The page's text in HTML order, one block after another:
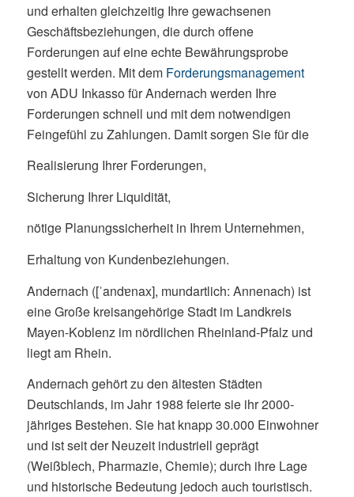
und erhalten gleichzeitig Ihre gewachsenen
Geschäftsbeziehungen, die durch offene
Forderungen auf eine echte Bewährungsprobe
gestellt werden. Mit dem Forderungsmanagement
von ADU Inkasso für Andernach werden Ihre
Forderungen schnell und mit dem notwendigen
Feingefühl zu Zahlungen. Damit sorgen Sie für die
Realisierung Ihrer Forderungen,
Sicherung Ihrer Liquidität,
nötige Planungssicherheit in Ihrem Unternehmen,
Erhaltung von Kundenbeziehungen.
Andernach ([ˈandɐnax], mundartlich: Annenach) ist
eine Große kreisangehörige Stadt im Landkreis
Mayen-Koblenz im nördlichen Rheinland-Pfalz und
liegt am Rhein.
Andernach gehört zu den ältesten Städten
Deutschlands, im Jahr 1988 feierte sie ihr 2000-
jähriges Bestehen. Sie hat knapp 30.000 Einwohner
und ist seit der Neuzeit industriell geprägt
(Weißblech, Pharmazie, Chemie); durch ihre Lage
und historische Bedeutung jedoch auch touristisch.